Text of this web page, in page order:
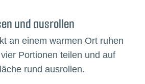
und ausrollen
an einem warmen Ort ruhen
Portionen teilen und auf
rund ausrollen.